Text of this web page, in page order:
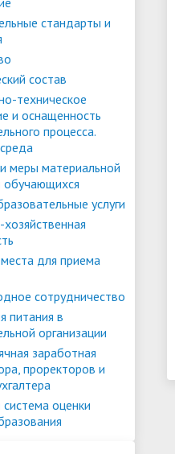
техническое
и оснащенность
процесса.
среда
заработная плата
и главного
вакансии
и конкурсы
инвалидов и лиц
клуб ФГБОУ ВО
списки
стандарты и
состав
техническое
и оснащенность
процесса.
меры материальной
услуги
для приема
сотрудничество
питания в
организации
заработная
проректоров и
система оценки